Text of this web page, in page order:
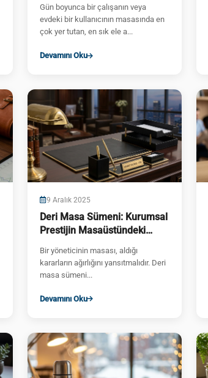
Gün boyunca bir çalışanın veya
evdeki bir kullanıcının masasında en
çok yer tutan, en sık ele a...
Devamını Oku
9 Aralık 2025
Deri Masa Sümeni: Kurumsal
Prestijin Masaüstündeki
Bir yöneticinin masası, aldığı
kararların ağırlığını yansıtmalıdır. Deri
masa sümeni...
Devamını Oku